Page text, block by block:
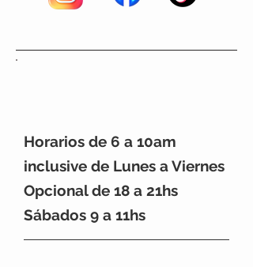
Horarios de 6 a 10am
inclusive de Lunes a Viernes
Opcional de 18 a 21hs
Sábados 9 a 11hs